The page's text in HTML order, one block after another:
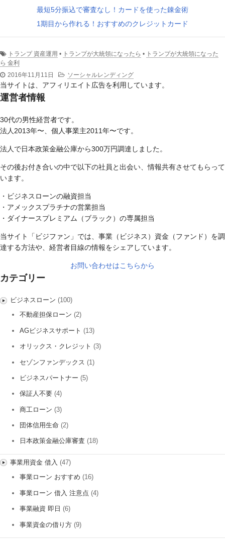
最短5分振込で審査なし！カードを使った錬金術
1期目から作れる！おすすめのクレジットカード
トランプ 資産運用 • トランプが大統領になったら • トランプが大統領になった
ら 金利
2016年11月11日
ソーシャルレンディング
当サイトは、アフィリエイト広告を利用しています。
運営者情報
30代の男性経営者です。
法人2013年〜、個人事業主2011年〜です。
法人で日本政策金融公庫から300万円調達しました。
その後お付き合いの中で以下の社員と出会い、情報共有させてもらって
います。
・ビジネスローンの融資担当
・アメックスプラチナの営業担当
・ダイナースプレミアム（ブラック）の専属担当
当サイト「ビジファン」では、事業（ビジネス）資金（ファンド）を調
達する方法や、経営者目線の情報をシェアしています。
お問い合わせはこちらから
カテゴリー
ビジネスローン (100)
不動産担保ローン (2)
AGビジネスサポート (13)
オリックス・クレジット (3)
セゾンファンデックス (1)
ビジネスパートナー (5)
保証人不要 (4)
商工ローン (3)
団体信用生命 (2)
日本政策金融公庫審査 (18)
事業用資金 借入 (47)
事業ローン おすすめ (16)
事業ローン 借入 注意点 (4)
事業融資 即日 (6)
事業資金の借り方 (9)